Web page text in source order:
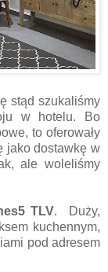
stąd szukaliśmy
w hotelu. Bo
to oferowały
jako dostawkę w
ale woleliśmy
TLV. Duży,
kuchennym,
pod adresem